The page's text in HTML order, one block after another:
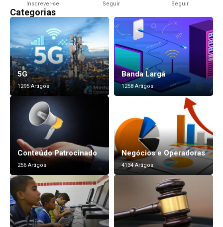
Inscrever-se Seguir Seguir
Categorias
5G
1295 Artigos
Banda Larga
1258 Artigos
Conteúdo Patrocinado
256 Artigos
Negócios e Operadoras
4134 Artigos